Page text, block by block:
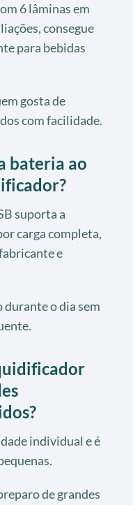
6 lâminas em
consegue
para bebidas
gosta de
com facilidade.
bateria ao
suporta a
carga completa,
e
o dia sem
individual e é
de grandes